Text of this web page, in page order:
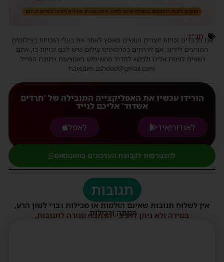
חב"ד
אנו מכבדים זכויות יוצרים ועושים מאמץ לאתר את בעלי הזכויות בצילומים
המגיעים לידינו. אם זיהיתים בפרסומינו צילום שיש לכם זכויות בו, אתם
רשאים לפנות אלינו ולבקש לחדול מהשימוש באמצעות כתובת המייל:
haredim.ashdod@gmail.com
הורידו עכשיו את האפליקצייה המובילה של 'חרדים
אשדוד' אליכם לנייד
לאנדורואיד
לאפל
להצטרפות לקבוצת העדכונים בוואטסאפ
תגובות
אין לשלוח תגובות שאינם הולמות או מכילות דברי לשון הרע,
הסתה ורכילות.
במידה ולא ניתן להגיב - הכתבה סגורה לתגובות.